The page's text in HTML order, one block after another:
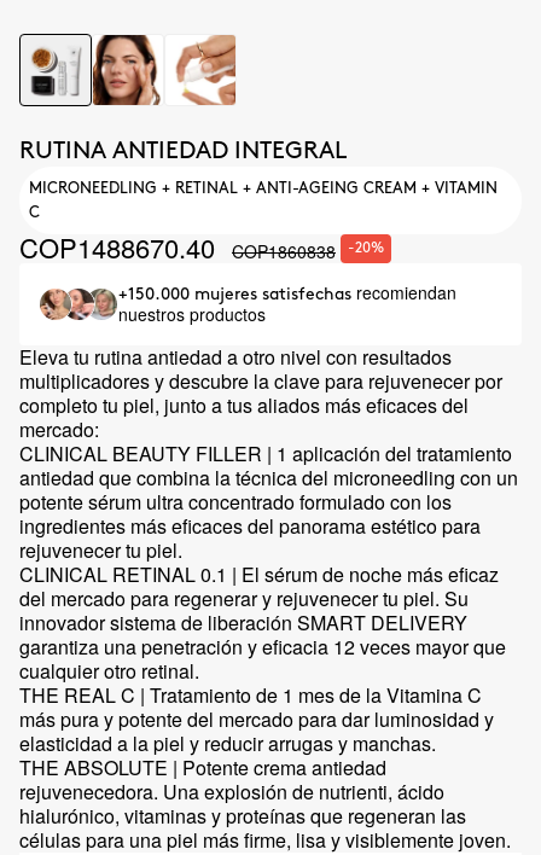
RUTINA ANTIEDAD INTEGRAL
MICRONEEDLING + RETINAL + ANTI-AGEING CREAM + VITAMIN
C
COP1488670.40 COP1860838 -20%
+150.000 mujeres satisfechas recomiendan
nuestros productos
Eleva tu rutina antiedad a otro nivel con resultados
multiplicadores y descubre la clave para rejuvenecer por
completo tu piel, junto a tus aliados más eficaces del
mercado:
CLINICAL BEAUTY FILLER | 1 aplicación del tratamiento
antiedad que combina la técnica del microneedling con un
potente sérum ultra concentrado formulado con los
ingredientes más eficaces del panorama estético para
rejuvenecer tu piel.
CLINICAL RETINAL 0.1 | El sérum de noche más eficaz
del mercado para regenerar y rejuvenecer tu piel. Su
innovador sistema de liberación SMART DELIVERY
garantiza una penetración y eficacia 12 veces mayor que
cualquier otro retinal.
THE REAL C | Tratamiento de 1 mes de la Vitamina C
más pura y potente del mercado para dar luminosidad y
elasticidad a la piel y reducir arrugas y manchas.
THE ABSOLUTE | Potente crema antiedad
rejuvenecedora. Una explosión de nutrienti, ácido
hialurónico, vitaminas y proteínas que regeneran las
células para una piel más firme, lisa y visiblemente joven.